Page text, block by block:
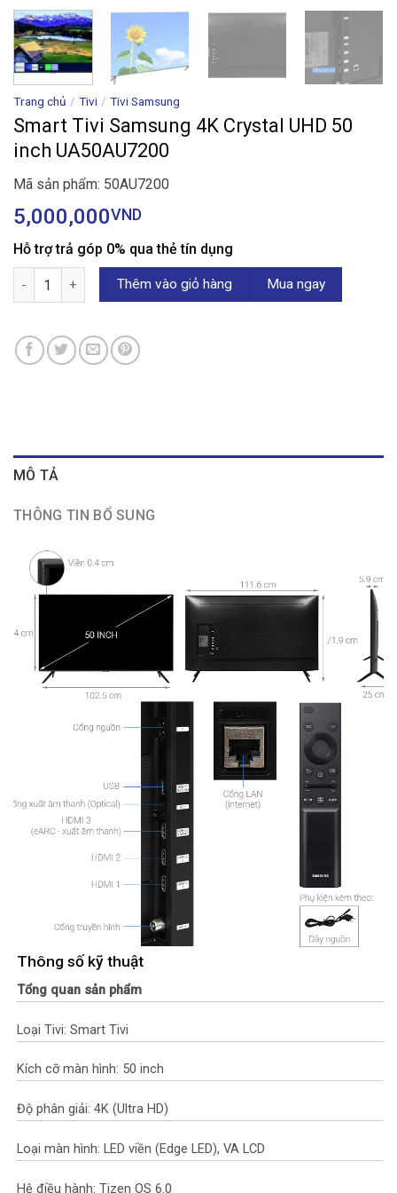
Trang chủ / Tivi / Tivi Samsung
Smart Tivi Samsung 4K Crystal UHD 50
inch UA50AU7200
Mã sản phẩm: 50AU7200
5,000,000VND
Hỗ trợ trả góp 0% qua thẻ tín dụng
Smart Tivi Samsung 4K Crystal UHD 50 inch UA50AU7200 số
Thêm vào giỏ hàng Mua ngay
MÔ TẢ
THÔNG TIN BỔ SUNG
Thông số kỹ thuật
Tổng quan sản phẩm
Loại Tivi: Smart Tivi
Kích cỡ màn hình: 50 inch
Độ phân giải: 4K (Ultra HD)
Loại màn hình: LED viền (Edge LED), VA LCD
Hệ điều hành: Tizen OS 6.0